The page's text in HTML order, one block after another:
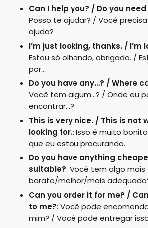
Can I help you? / Do you
Posso te ajudar? / Você
ajuda?
I’m just looking, thanks. / I’m
Estou só olhando, obrigado. /
por…
Do you have any…? / Where
Você tem algum…? / Onde eu
encontrar…?
This is very nice. / This is not
looking for.: Isso é muito
que eu estou procurando.
Do you have anything
suitable?: Você tem algo mais
barato/melhor/mais
Can you order it for me? /
to me?: Você pode
mim? / Você pode entregar